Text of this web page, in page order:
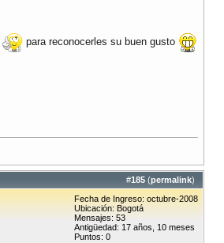
para reconocerles su buen gusto
#185 (permalink)
Fecha de Ingreso: octubre-2008
Ubicación: Bogotá
Mensajes: 53
Antigüedad: 17 años, 10 meses
Puntos: 0